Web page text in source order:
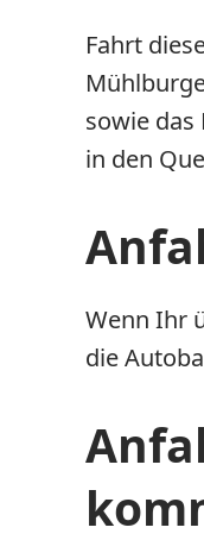
Fahrt
sowie
in den
Wenn Ihr
die